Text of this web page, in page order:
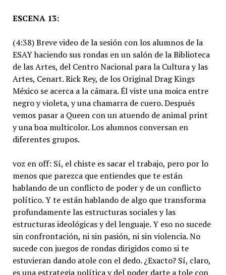
ESCENA 13:
(4:38) Breve video de la sesión con los alumnos de la
ESAY haciendo sus rondas en un salón de la Biblioteca
de las Artes, del Centro Nacional para la Cultura y las
Artes, Cenart. Rick Rey, de los Original Drag Kings
México se acerca a la cámara. Él viste una moica entre
negro y violeta, y una chamarra de cuero. Después
vemos pasar a Queen con un atuendo de animal print
y una boa multicolor. Los alumnos conversan en
diferentes grupos.
voz en off: Sí, el chiste es sacar el trabajo, pero por lo
menos que parezca que entiendes que te están
hablando de un conflicto de poder y de un conflicto
político. Y te están hablando de algo que transforma
profundamente las estructuras sociales y las
estructuras ideológicas y del lenguaje. Y eso no sucede
sin confrontación, ni sin pasión, ni sin violencia. No
sucede con juegos de rondas dirigidos como si te
estuvieran dando atole con el dedo. ¿Exacto? Sí, claro,
es una estrategia política y del poder darte a tole con